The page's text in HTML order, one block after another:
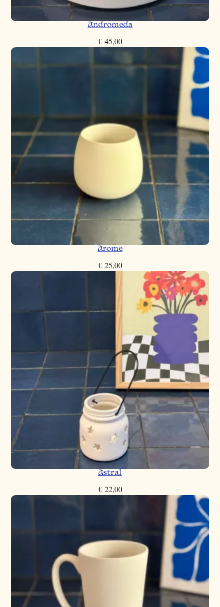
Andromeda
€45,00
Arome
€25,00
Astral
€22,00